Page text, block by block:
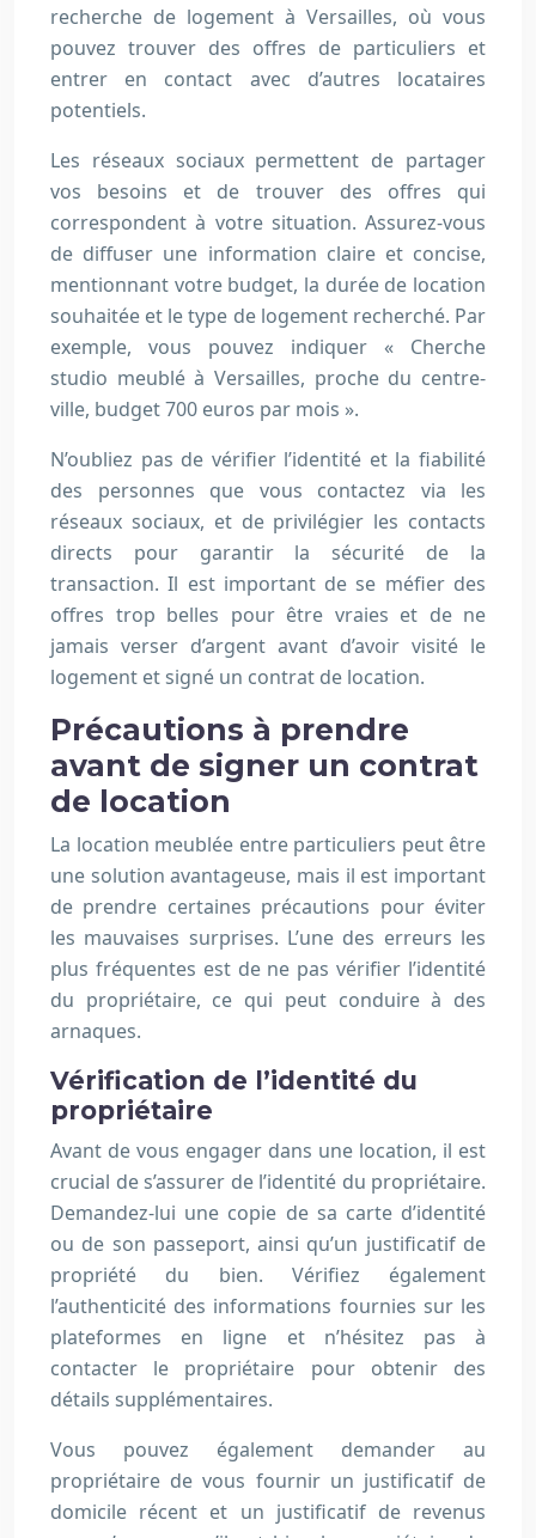
recherche de logement à Versailles, où vous
pouvez trouver des offres de particuliers et
entrer en contact avec d’autres locataires
potentiels.
Les réseaux sociaux permettent de partager
vos besoins et de trouver des offres qui
correspondent à votre situation. Assurez-vous
de diffuser une information claire et concise,
mentionnant votre budget, la durée de location
souhaitée et le type de logement recherché. Par
exemple, vous pouvez indiquer « Cherche
studio meublé à Versailles, proche du centre-
ville, budget 700 euros par mois ».
N’oubliez pas de vérifier l’identité et la fiabilité
des personnes que vous contactez via les
réseaux sociaux, et de privilégier les contacts
directs pour garantir la sécurité de la
transaction. Il est important de se méfier des
offres trop belles pour être vraies et de ne
jamais verser d’argent avant d’avoir visité le
logement et signé un contrat de location.
Précautions à prendre
avant de signer un contrat
de location
La location meublée entre particuliers peut être
une solution avantageuse, mais il est important
de prendre certaines précautions pour éviter
les mauvaises surprises. L’une des erreurs les
plus fréquentes est de ne pas vérifier l’identité
du propriétaire, ce qui peut conduire à des
arnaques.
Vérification de l’identité du
propriétaire
Avant de vous engager dans une location, il est
crucial de s’assurer de l’identité du propriétaire.
Demandez-lui une copie de sa carte d’identité
ou de son passeport, ainsi qu’un justificatif de
propriété du bien. Vérifiez également
l’authenticité des informations fournies sur les
plateformes en ligne et n’hésitez pas à
contacter le propriétaire pour obtenir des
détails supplémentaires.
Vous pouvez également demander au
propriétaire de vous fournir un justificatif de
domicile récent et un justificatif de revenus